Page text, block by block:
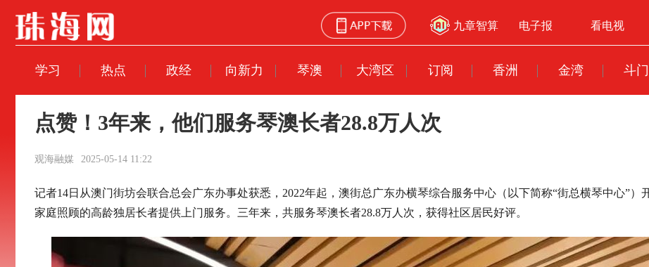
九章智算 电子报 看电视
学习 热点 政经 向新力 琴澳 大湾区 订阅 香洲 金湾 斗门
点赞！3年来，他们服务琴澳长者28.8万人次
观海融媒 2025-05-14 11:22
记者14日从澳门街坊会联合总会广东办事处获悉，2022年起，澳街总广东办横琴综合服务中心（以下简称“街总横琴中心”
家庭照顾的高龄独居长者提供上门服务。三年来，共服务琴澳长者28.8万人次，获得社区居民好评。